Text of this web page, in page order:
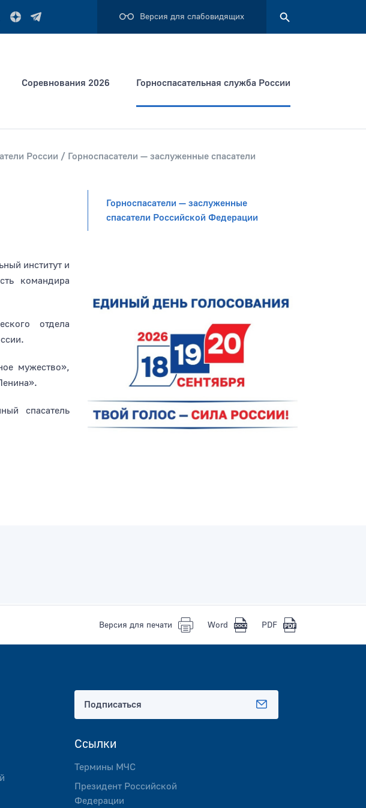
Версия для слабовидящих
Соревнования 2026 Горноспасательная служба России
России
Горноспасатели — заслуженные спасатели
институт и
командира
отдела
мужество»,
спасатель
Горноспасатели — заслуженные
спасатели Российской Федерации
Версия для печати Word PDF
Ссылки
Термины МЧС
Президент Российской
Федерации
Подписаться